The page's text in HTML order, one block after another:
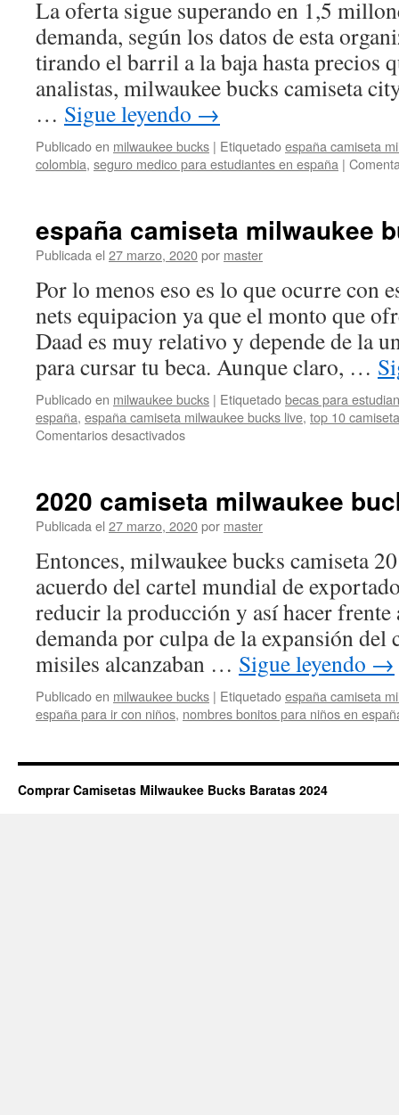
La oferta sigue superando en 1,5
demanda, según los datos de esta
tirando el barril a la baja hasta precios
analistas, milwaukee bucks camiseta
… Sigue leyendo →
Publicado en milwaukee bucks | Etiquetadoespaña camiseta
colombia, seguro medico para estudiantes en españa |
españa camiseta milwaukee
Publicada el 27 marzo, 2020por master
Por lo menos eso es lo que ocurre con
nets equipacion ya que el monto que
Daad es muy relativo y depende de la
para cursar tu beca. Aunque claro, …
Publicado en milwaukee bucks | Etiquetadobecas para
españa, españa camiseta milwaukee bucks live, top 10
Comentarios desactivadosen
bucks
adidas
2020 camiseta milwaukee
Publicada el 27 marzo, 2020por master
Entonces, milwaukee bucks camiseta
acuerdo del cartel mundial de
reducir la producción y así hacer frente
demanda por culpa de la expansión
misiles alcanzaban … Sigue leyendo →
Publicado en milwaukee bucks | Etiquetadoespaña camiseta
españa para ir con niños, nombres bonitos para niños en
Comprar Camisetas Milwaukee Bucks Baratas 2024